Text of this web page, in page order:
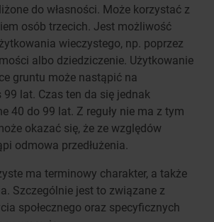
do własności. Może korzystać z
osób trzecich. Jest możliwość
wieczystego, np. poprzez
albo dziedziczenie. Użytkowanie
gruntu może nastąpić na
lat. Czas ten da się jednak
40 do 99 lat. Z reguły nie ma z tym
okazać się, że ze względów
odmowa przedłużenia.
ma terminowy charakter, a także
Szczególnie jest to związane z
społecznego oraz specyficznych